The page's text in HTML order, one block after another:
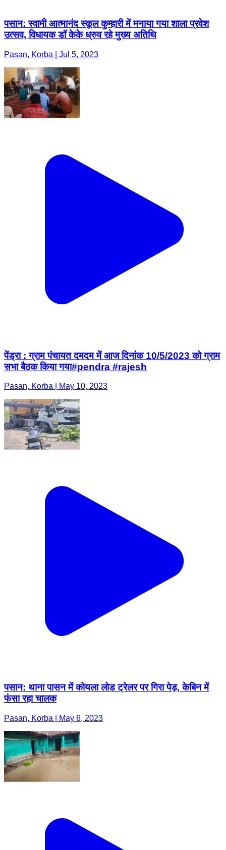
पसान: स्वामी आत्मानंद स्कूल कुम्हारी में मनाया गया शाला प्रवेश
उत्सव, विधायक डॉ केके ध्रुव रहे मुख्य अतिथि
Pasan, Korba | Jul 5, 2023
पेंड्रा : ग्राम पंचायत दमदम में आज दिनांक 10/5/2023 को ग्राम
सभा बैठक किया गया#pendra #rajesh
Pasan, Korba | May 10, 2023
पसान: थाना पासन में कोयला लोड ट्रेलर पर गिरा पेड़, केबिन में
फंसा रहा चालक
Pasan, Korba | May 6, 2023